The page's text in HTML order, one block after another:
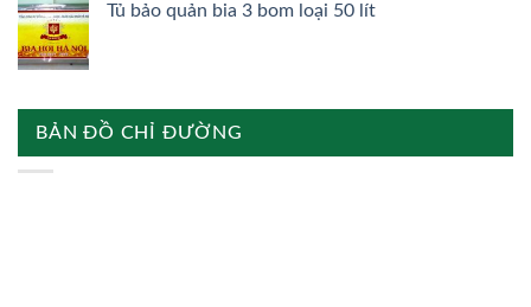
Tủ bảo quản bia 3 bom loại 50 lít
BẢN ĐỒ CHỈ ĐƯỜNG